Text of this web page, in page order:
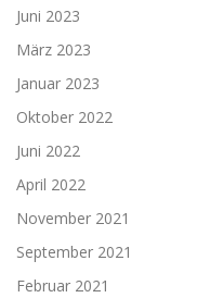
Juni 2023
März 2023
Januar 2023
Oktober 2022
Juni 2022
April 2022
November 2021
September 2021
Februar 2021